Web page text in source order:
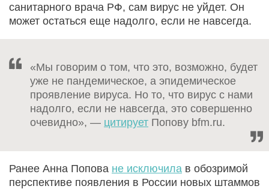
санитарного врача РФ, сам вирус не уйдет. Он
может остаться еще надолго, если не навсегда.
«Мы говорим о том, что это, возможно, будет
уже не пандемическое, а эпидемическое
проявление вируса. Но то, что вирус с нами
надолго, если не навсегда, это совершенно
очевидно», — цитирует Попову bfm.ru.
Ранее Анна Попова не исключила в обозримой
перспективе появления в России новых штаммов